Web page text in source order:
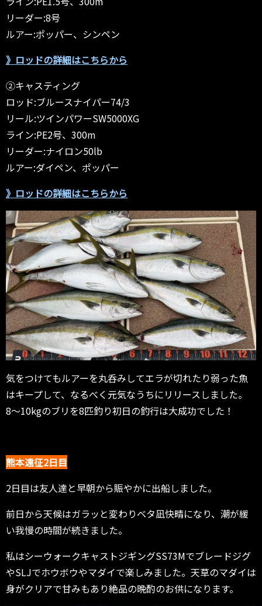
リーダー:8号
ルアー:ポッパー、シンペン
》ロッドの詳細はこちらから
②キャスティング
ロッド:ブルースナイパー74/3
リール:ツインパワーSW5000XG
ライン:PE2号、300m
リーダー:ナイロン50lb
ルアー:ダイペン、ポッパー
》ロッドの詳細はこちらから
気をつけてもルアーを丸呑みしてエラが切れたり弱った魚
はキープして、なるべく元気なうちにリリースしました。
8〜10kgのブリを8匹釣り初日の釣行は大成功でした！
熊本遠征2日目
2日目は友人達と早朝から賑やかに出船しました。
前日から天候はガラッと変わりベタ凪快晴になり、潮が緩
い我慢の時間が続きました。
私はシーウォークキャストジギングSS73Mでブレードジグ
やSLJでホウボウやマダイで楽しみました。天草のマダイは
身がクリアで甘みもあり絶品の晩酌のお供になります。